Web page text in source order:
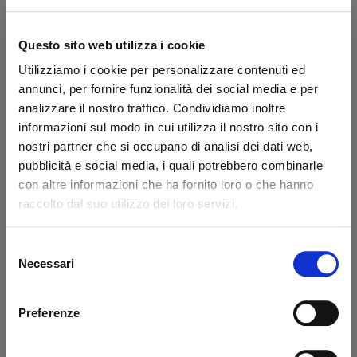
Questo sito web utilizza i cookie
Utilizziamo i cookie per personalizzare contenuti ed
annunci, per fornire funzionalità dei social media e per
analizzare il nostro traffico. Condividiamo inoltre
informazioni sul modo in cui utilizza il nostro sito con i
nostri partner che si occupano di analisi dei dati web,
pubblicità e social media, i quali potrebbero combinarle
con altre informazioni che ha fornito loro o che hanno
raccolto dal suo utilizzo dei loro servizi.
delNecessari
Preferenze
Centralina idraulica
completa BAR -
USATO
Codice: U50103B
Vedi dettaglio